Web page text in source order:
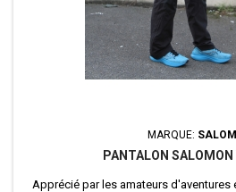
MARQUE:
PANTALON SALOMON
Apprécié par les amateurs d'aventures